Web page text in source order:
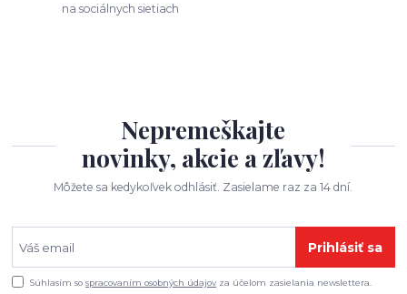
na sociálnych sietiach
Nepremeškajte
novinky, akcie a zľavy!
Môžete sa kedykoľvek odhlásiť. Zasielame raz za 14 dní.
Prihlásiť sa
Súhlasím sospracovaním osobných údajov za účelom zasielania newslettera.